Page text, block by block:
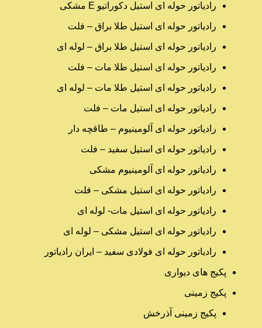
رادیاتور حوله ای استیل دکوراتیو E مشکی
رادیاتور حوله ای استیل طلا براق – فلت
رادیاتور حوله ای استیل طلا براق – لوله ای
رادیاتور حوله ای استیل طلا مات – فلت
رادیاتور حوله ای استیل طلا مات – لوله ای
رادیاتور حوله ای استیل مات – فلت
رادیاتور حوله ای آلومینیوم – طاقچه دار
رادیاتور حوله ای استیل سفید – فلت
رادیاتور حوله ای آلومینیوم مشکی
رادیاتور حوله ای استیل مشکی – فلت
رادیاتور حوله ای استیل مات- لوله ای
رادیاتور حوله ای استیل مشکی – لوله ای
رادیاتور حوله ای فولادی سفید – ایران رادیاتور
پکیج های دیواری
پکیج زمینی
پکیج زمینی آذرخش